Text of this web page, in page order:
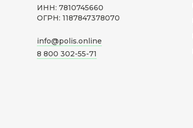
ИНН: 7810745660
ОГРН: 1187847378070
info@polis.online
8 800 302-55-71